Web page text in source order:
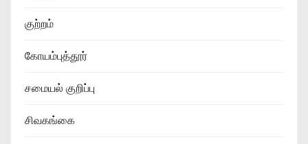
குற்றம்
கோயம்புத்தூர்
சமையல் குறிப்பு
சிவகங்கை